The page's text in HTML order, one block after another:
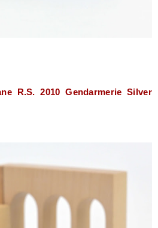
R.S. 2010 Gendarmerie Silver